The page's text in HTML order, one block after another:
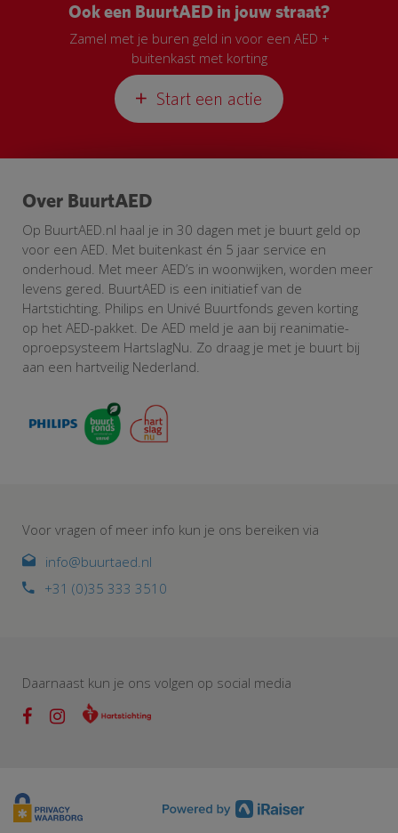
Ook een BuurtAED in jouw straat?
Zamel met je buren geld in voor een AED +
buitenkast met korting
Start een actie
Over BuurtAED
Op BuurtAED.nl haal je in 30 dagen met je buurt geld op
voor een AED. Met buitenkast én 5 jaar service en
onderhoud. Met meer AED’s in woonwijken, worden meer
levens gered. BuurtAED is een initiatief van de
Hartstichting. Philips en Univé Buurtfonds geven korting
op het AED-pakket. De AED meld je aan bij reanimatie-
oproepsysteem HartslagNu. Zo draag je met je buurt bij
aan een hartveilig Nederland.
Voor vragen of meer info kun je ons bereiken via
info@buurtaed.nl
+31 (0)35 333 3510
Daarnaast kun je ons volgen op social media